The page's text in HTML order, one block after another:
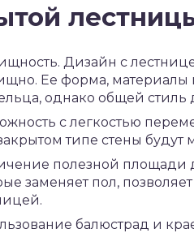
Дизайн с
Ее форма, материалы
однако общей стиль
с легкостью
типе стены
полезной площади
заменяет пол,
балюстрад и